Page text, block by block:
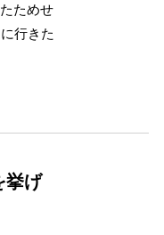
ためせ
行きた
挙げ